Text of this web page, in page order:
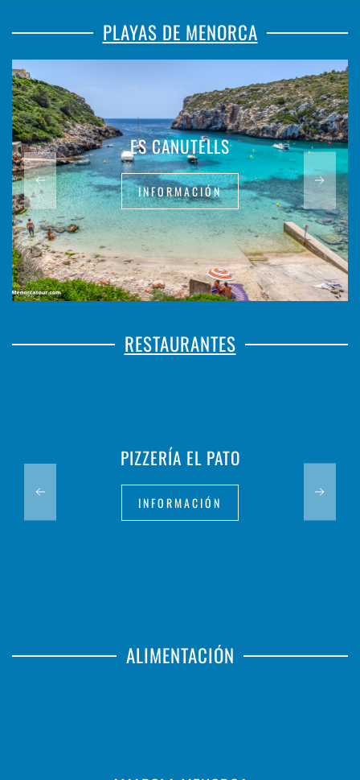
PLAYAS DE MENORCA
ES CANUTELLS
INFORMACIÓN
RESTAURANTES
PIZZERÍA EL PATO
INFORMACIÓN
ALIMENTACIÓN